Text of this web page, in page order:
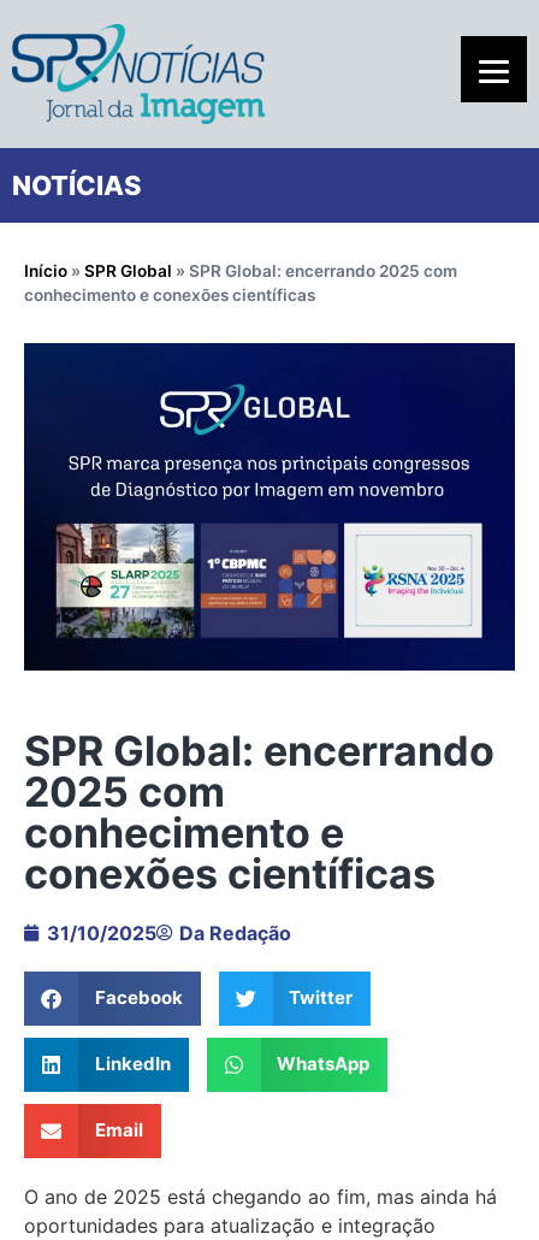
NOTÍCIAS
Início » SPR Global » SPR Global: encerrando 2025 com
conhecimento e conexões científicas
SPR Global: encerrando
2025 com
conhecimento e
conexões científicas
31/10/2025 Da Redação
Facebook Twitter
LinkedIn WhatsApp
Email
O ano de 2025 está chegando ao fim, mas ainda há
oportunidades para atualização e integração